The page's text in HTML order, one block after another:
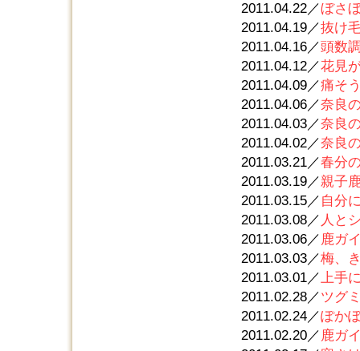
2011.04.22／ぼさ
2011.04.19／抜け
2011.04.16／頭数
2011.04.12／花見
2011.04.09／痛そ
2011.04.06／奈良
2011.04.03／奈良
2011.04.02／奈良
2011.03.21／春分
2011.03.19／親子
2011.03.15／ 自分
2011.03.08／ 人と
2011.03.06／ 鹿ガ
2011.03.03／梅、
2011.03.01／上手
2011.02.28／ツグ
2011.02.24／ぽか
2011.02.20／ 鹿ガ